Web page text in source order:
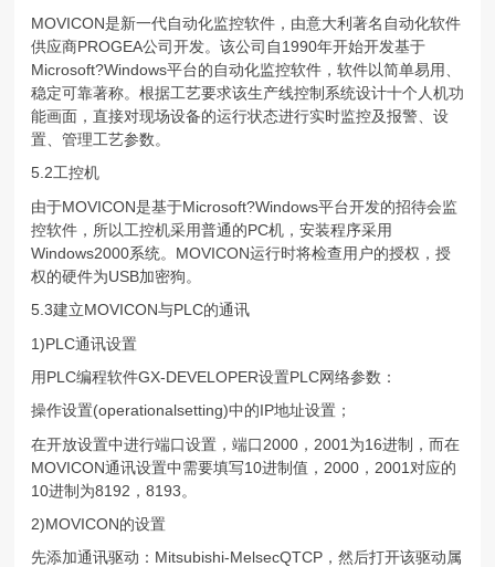
MOVICON是新一代自动化监控软件，由意大利著名自动化软件
供应商PROGEA公司开发。该公司自1990年开始开发基于
Microsoft?Windows平台的自动化监控软件，软件以简单易用、
稳定可靠著称。根据工艺要求该生产线控制系统设计十个人机功
能画面，直接对现场设备的运行状态进行实时监控及报警、设
置、管理工艺参数。
5.2工控机
由于MOVICON是基于Microsoft?Windows平台开发的招待会监
控软件，所以工控机采用普通的PC机，安装程序采用
Windows2000系统。MOVICON运行时将检查用户的授权，授
权的硬件为USB加密狗。
5.3建立MOVICON与PLC的通讯
1)PLC通讯设置
用PLC编程软件GX-DEVELOPER设置PLC网络参数：
操作设置(operationalsetting)中的IP地址设置；
在开放设置中进行端口设置，端口2000，2001为16进制，而在
MOVICON通讯设置中需要填写10进制值，2000，2001对应的
10进制为8192，8193。
2)MOVICON的设置
先添加通讯驱动：Mitsubishi-MelsecQTCP，然后打开该驱动属